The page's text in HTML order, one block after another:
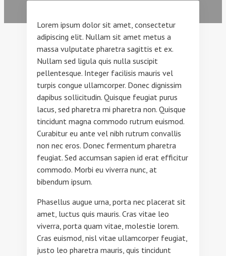
Lorem ipsum dolor sit amet, consectetur
adipiscing elit. Nullam sit amet metus a
massa vulputate pharetra sagittis et ex.
Nullam sed ligula quis nulla suscipit
pellentesque. Integer facilisis mauris vel
turpis congue ullamcorper. Donec dignissim
dapibus sollicitudin. Quisque feugiat purus
lacus, sed pharetra mi pharetra non. Quisque
tincidunt magna commodo rutrum euismod.
Curabitur eu ante vel nibh rutrum convallis
non nec eros. Donec fermentum pharetra
feugiat. Sed accumsan sapien id erat efficitur
commodo. Morbi eu viverra nunc, at
bibendum ipsum.
Phasellus augue urna, porta nec placerat sit
amet, luctus quis mauris. Cras vitae leo
viverra, porta quam vitae, molestie lorem.
Cras euismod, nisl vitae ullamcorper feugiat,
justo leo pharetra mauris, quis tincidunt